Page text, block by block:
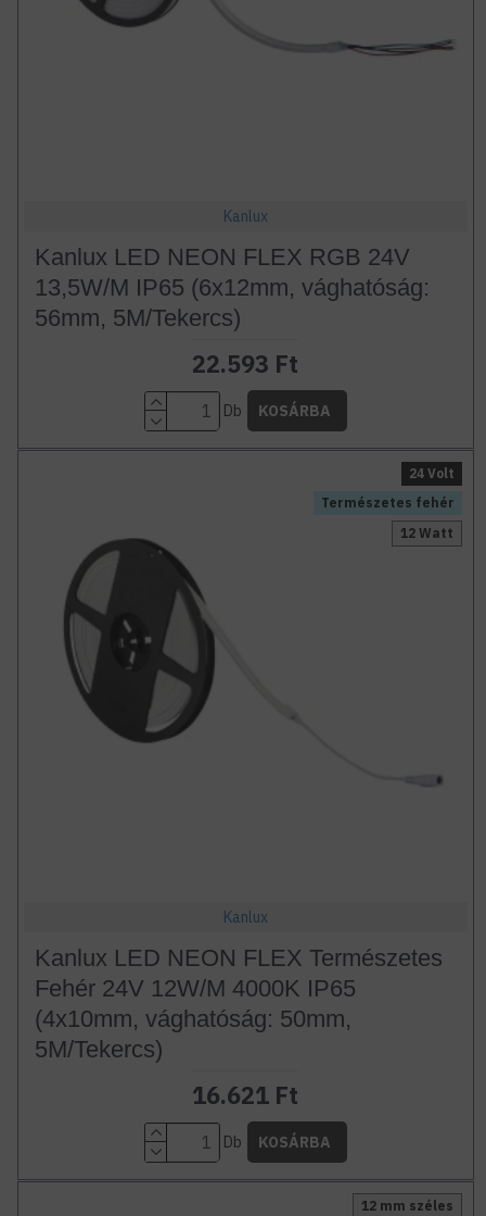
Kanlux
Kanlux LED NEON FLEX RGB 24V
13,5W/M IP65 (6x12mm, vághatóság:
56mm, 5M/Tekercs)
22.593 Ft
Db KOSÁRBA
Természetes fehér
12 Watt
24 Volt
Kanlux
Kanlux LED NEON FLEX Természetes
Fehér 24V 12W/M 4000K IP65
(4x10mm, vághatóság: 50mm,
5M/Tekercs)
16.621 Ft
Db KOSÁRBA
12 mm széles